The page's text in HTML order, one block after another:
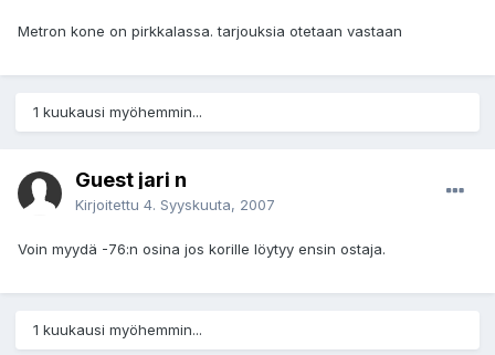
Metron kone on pirkkalassa. tarjouksia otetaan vastaan
1 kuukausi myöhemmin...
Guest jari n
Kirjoitettu 4. Syyskuuta, 2007
Voin myydä -76:n osina jos korille löytyy ensin ostaja.
1 kuukausi myöhemmin...